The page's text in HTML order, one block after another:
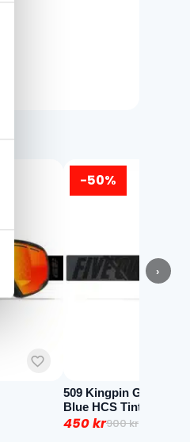
-50%
509 Kingpin Goggle –
Blue HCS Tint
900kr
Det
450kr
Det
›